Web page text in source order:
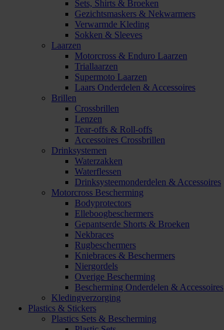
Sets, Shirts & Broeken
Gezichtsmaskers & Nekwarmers
Verwarmde Kleding
Sokken & Sleeves
Laarzen
Motorcross & Enduro Laarzen
Triallaarzen
Supermoto Laarzen
Laars Onderdelen & Accessoires
Brillen
Crossbrillen
Lenzen
Tear-offs & Roll-offs
Accessoires Crossbrillen
Drinksystemen
Waterzakken
Waterflessen
Drinksysteemonderdelen & Accessoires
Motorcross Bescherming
Bodyprotectors
Elleboogbeschermers
Gepantserde Shorts & Broeken
Nekbraces
Rugbeschermers
Kniebraces & Beschermers
Niergordels
Overige Bescherming
Bescherming Onderdelen & Accessoires
Kledingverzorging
Plastics & Stickers
Plastics Sets & Bescherming